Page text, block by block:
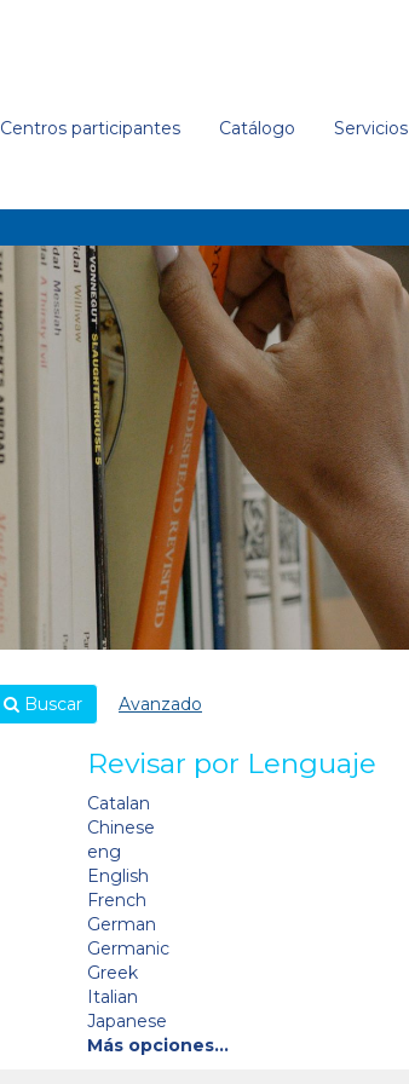
Centros participantes Catálogo Servicios
Buscar Avanzado
Revisar por Lenguaje
Catalan
Chinese
eng
English
French
German
Germanic
Greek
Italian
Japanese
Más opciones…